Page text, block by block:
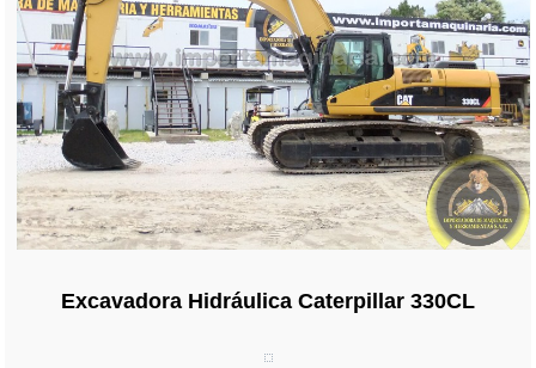
Excavadora Hidráulica Caterpillar 330CL